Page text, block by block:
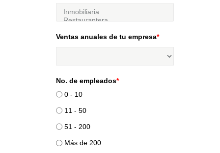
Ventas anuales de tu empresa*
No. de empleados*
0 - 10
11 - 50
51 - 200
Más de 200